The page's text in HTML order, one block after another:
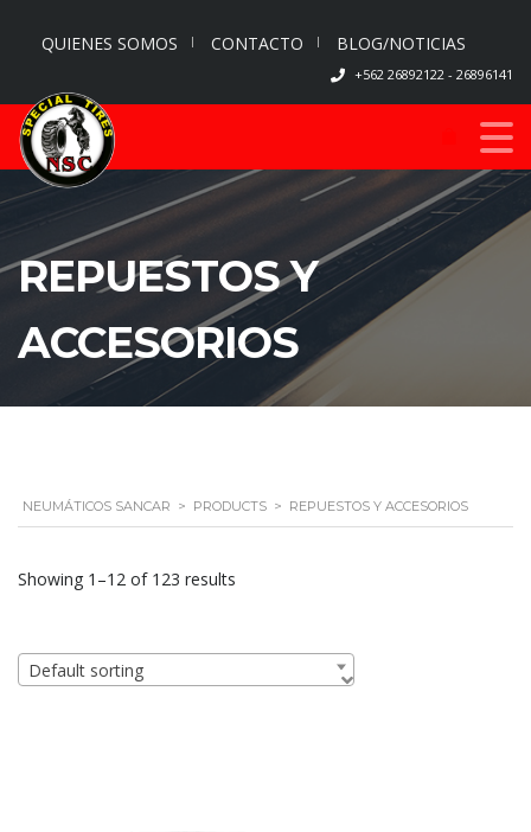
QUIENES SOMOS CONTACTO BLOG/NOTICIAS
+562 26892122 - 26896141
REPUESTOS Y
ACCESORIOS
NEUMÁTICOS SANCAR > PRODUCTS > REPUESTOS Y ACCESORIOS
Showing 1–12 of 123 results
Default sorting